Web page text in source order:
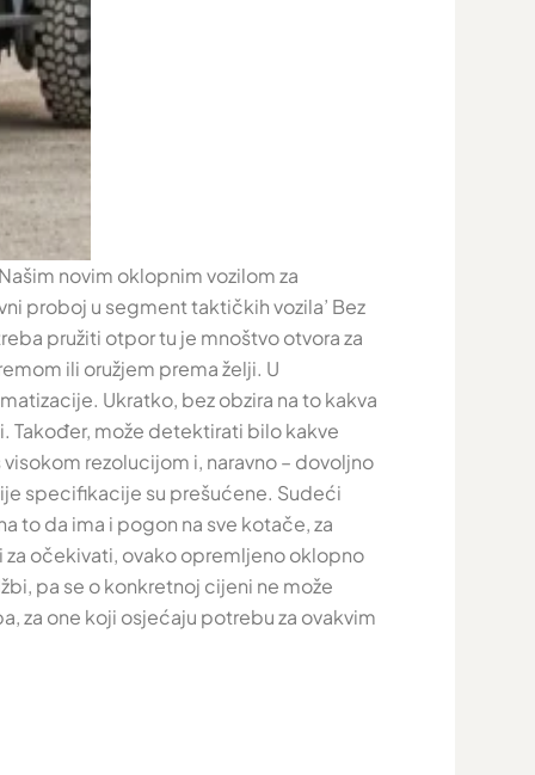
novim oklopnim vozilom za
proboj u segment taktičkih vozila’ Bez
pružiti otpor tu je mnoštvo otvora za
ili oružjem prema želji. U
Ukratko, bez obzira na to kakva
Također, može detektirati bilo kakve
rezolucijom i, naravno – dovoljno
specifikacije su prešućene. Sudeći
to da ima i pogon na sve kotače, za
očekivati, ovako opremljeno oklopno
pa se o konkretnoj cijeni ne može
za one koji osjećaju potrebu za ovakvim